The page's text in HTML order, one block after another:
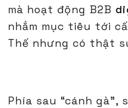
mà hoạt động B2B
nhắm mục tiêu tới
Thế nhưng có thật
Phía sau “cánh gà",